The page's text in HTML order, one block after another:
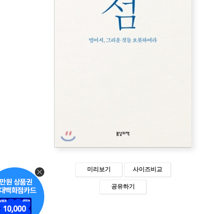
미리보기 사이즈비교
공유하기